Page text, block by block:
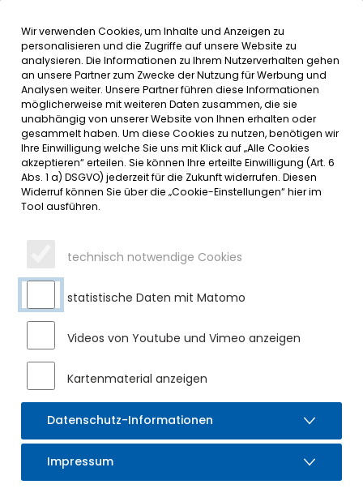
MENÜ
SERVICE
DATUMSMENÜ
JAHR WÄHLEN
MONAT WÄHLEN
Wir verwenden Cookies, um Inhalte und Anzeigen zu
personalisieren und die Zugriffe auf unsere Website zu
analysieren. Die Informationen zu Ihrem Nutzerverhalten gehen
an unsere Partner zum Zwecke der Nutzung für Werbung und
Analysen weiter. Unsere Partner führen diese Informationen
möglicherweise mit weiteren Daten zusammen, die sie
unabhängig von unserer Website von Ihnen erhalten oder
gesammelt haben. Um diese Cookies zu nutzen, benötigen wir
Ihre Einwilligung welche Sie uns mit Klick auf „Alle Cookies
akzeptieren“ erteilen. Sie können Ihre erteilte Einwilligung (Art. 6
Abs. 1 a) DSGVO) jederzeit für die Zukunft widerrufen. Diesen
Widerruf können Sie über die „Cookie-Einstellungen“ hier im
Tool ausführen.
technisch notwendige Cookies
statistische Daten mit Matomo
Videos von Youtube und Vimeo anzeigen
Kartenmaterial anzeigen
Datenschutz-Informationen
Impressum